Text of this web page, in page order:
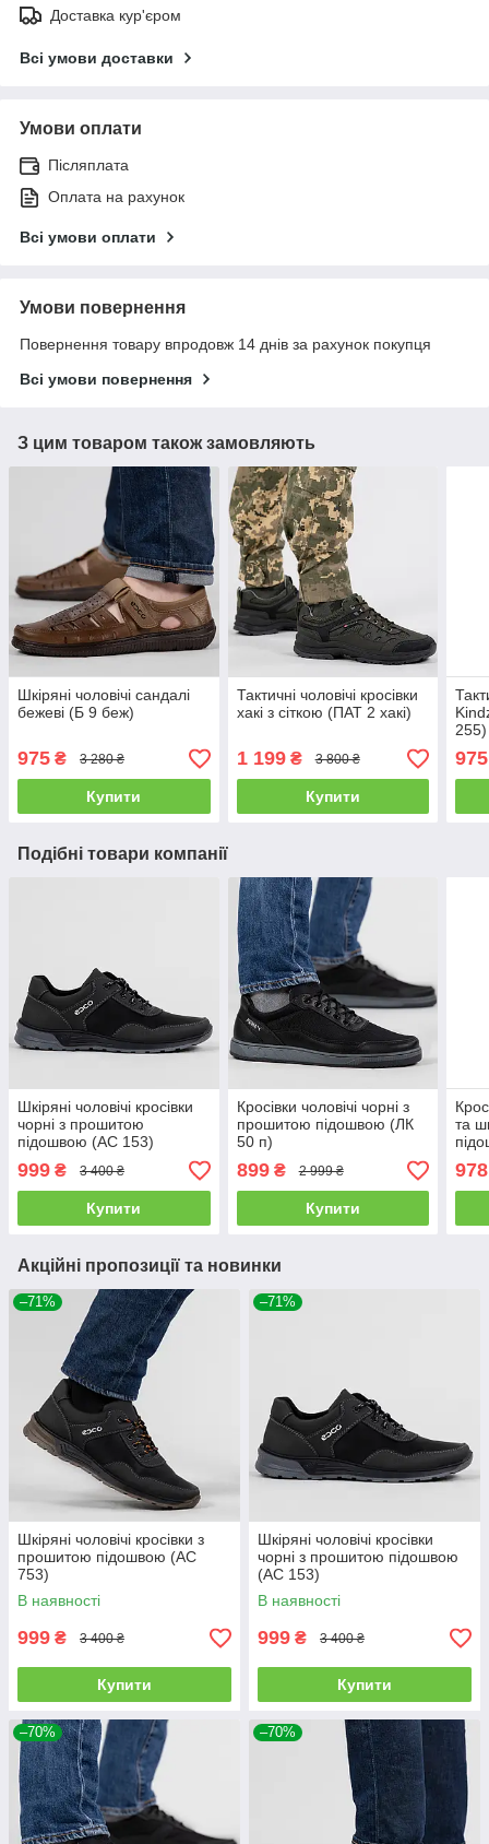
Доставка кур'єром
Всі умови доставки
Умови оплати
Післяплата
Оплата на рахунок
Всі умови оплати
Умови повернення
Повернення товару впродовж 14 днів за рахунок покупця
Всі умови повернення
З цим товаром також замовляють
Шкіряні чоловічі сандалі
бежеві (Б 9 беж)
975 ₴ 3 280 ₴
Купити
Тактичні чоловічі кросівки
хакі з сіткою (ПАТ 2 хакі)
1 199₴ 3 800 ₴
Купити
255)
975
Подібні товари компанії
Шкіряні чоловічі кросівки
чорні з прошитою
підошвою (АС 153)
999 ₴ 3 400 ₴
Купити
Кросівки чоловічі чорні з
прошитою підошвою (ЛК
50 п)
899₴ 2 999 ₴
Купити
та
978
Акційні пропозиції та новинки
–71%
Шкіряні чоловічі кросівки з
прошитою підошвою (АС
753)
В наявності
999 ₴ 3 400 ₴
Купити
–71%
Шкіряні чоловічі кросівки
чорні з прошитою підошвою
(АС 153)
В наявності
999 ₴ 3 400 ₴
Купити
–70% –70%